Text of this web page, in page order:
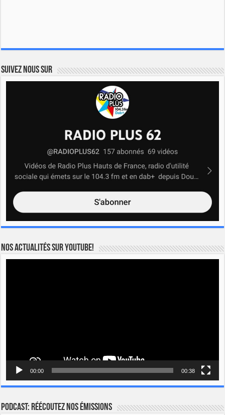
Suivez nous sur
Nos actualités sur YOUTUBE!
00:00 00:38
Podcast: Réécoutez nos émissions